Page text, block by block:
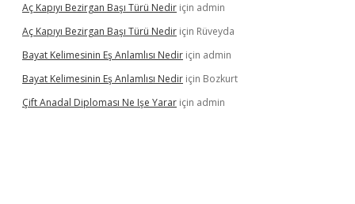
Aç Kapıyı Bezirgan Başı Türü Nedir için admin
Aç Kapıyı Bezirgan Başı Türü Nedir için Rüveyda
Bayat Kelimesinin Eş Anlamlısı Nedir için admin
Bayat Kelimesinin Eş Anlamlısı Nedir için Bozkurt
Çift Anadal Diploması Ne Işe Yarar için admin